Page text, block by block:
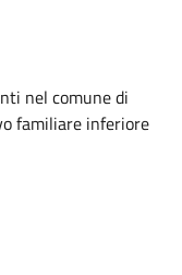
nel comune di
familiare inferiore